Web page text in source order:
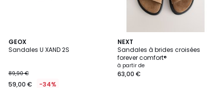
GEOX
Sandales U XAND 2S
89,90 €
59,00 € -34%
5
/
2
Couleurs
NEXT
Sandales à brides croisées
forever comfort®
à partir de
63,00 €
4
Couleurs